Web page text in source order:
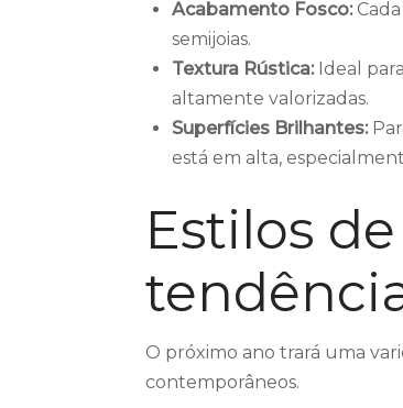
Acabamento Fosco:
semijoias.
Textura Rústica:Ideal
altamente valorizadas.
Superfícies Brilhantes:
está em alta,
Estilos
O próximo ano trará uma
contemporâneos.